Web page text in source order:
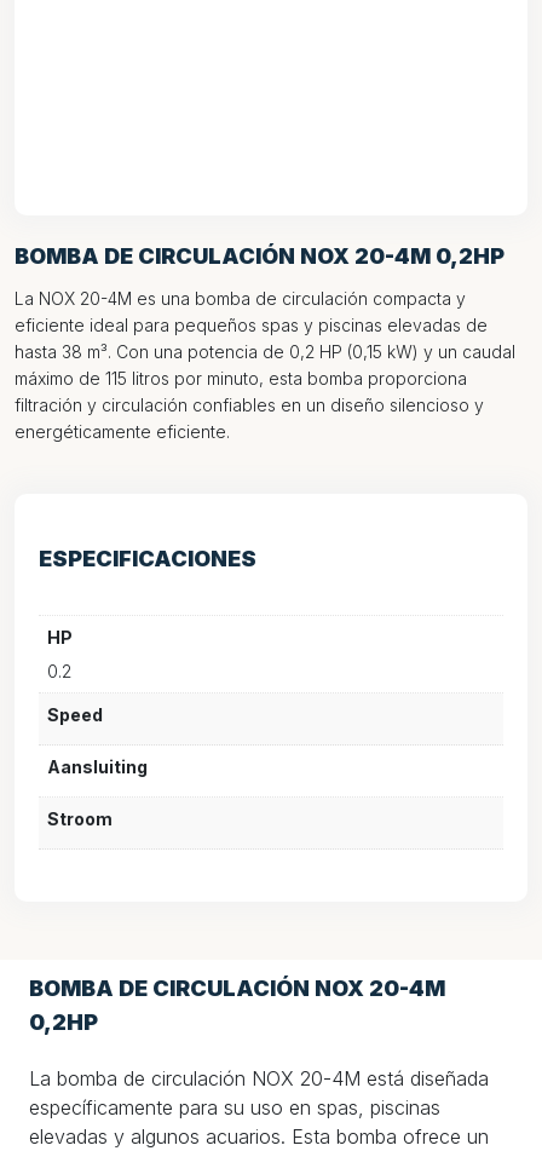
BOMBA DE CIRCULACIÓN NOX 20-4M 0,2HP
La NOX 20-4M es una bomba de circulación compacta y
eficiente ideal para pequeños spas y piscinas elevadas de
hasta 38 m³. Con una potencia de 0,2 HP (0,15 kW) y un caudal
máximo de 115 litros por minuto, esta bomba proporciona
filtración y circulación confiables en un diseño silencioso y
energéticamente eficiente.
ESPECIFICACIONES
HP
0.2
Speed
Aansluiting
Stroom
BOMBA DE CIRCULACIÓN NOX 20-4M
0,2HP
La bomba de circulación NOX 20-4M está diseñada
específicamente para su uso en spas, piscinas
elevadas y algunos acuarios. Esta bomba ofrece un